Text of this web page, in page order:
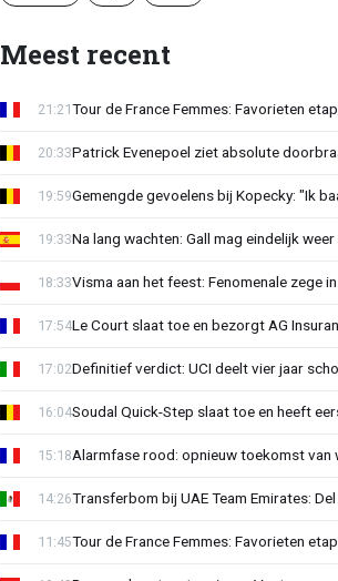
Meest recent
Tour de France Femmes: Favorieten
21:21
Patrick Evenepoel ziet absolute
20:33
Gemengde gevoelens bij Kopecky: "Ik
19:59
Na lang wachten: Gall mag eindelijk
19:33
Visma aan het feest: Fenomenale zege
18:33
Le Court slaat toe en bezorgt AG
17:54
Definitief verdict: UCI deelt vier jaar
17:02
Soudal Quick-Step slaat toe en heeft
16:04
Alarmfase rood: opnieuw toekomst van
15:18
Transferbom bij UAE Team Emirates:
14:26
Tour de France Femmes: Favorieten
11:45